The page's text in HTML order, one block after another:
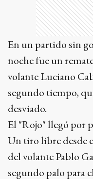
En un partido sin
noche fue un
volante Luciano
segundo tiempo,
desviado.
El "Rojo" llegó por
Un tiro libre desde
del volante Pablo
segundo palo para